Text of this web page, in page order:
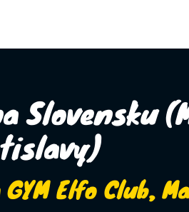
Slovensku
Elfo Club,